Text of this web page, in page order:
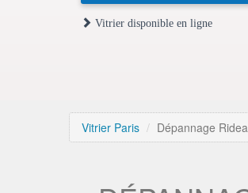
Vitrier disponible en ligne
Vitrier Paris Dépannage